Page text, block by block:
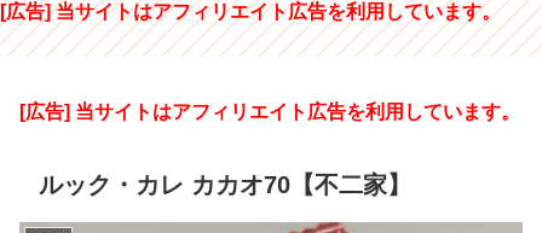
[広告] 当サイトはアフィリエイト広告を利用しています。
[広告] 当サイトはアフィリエイト広告を利用しています。
ルック・カレ カカオ70【不二家】